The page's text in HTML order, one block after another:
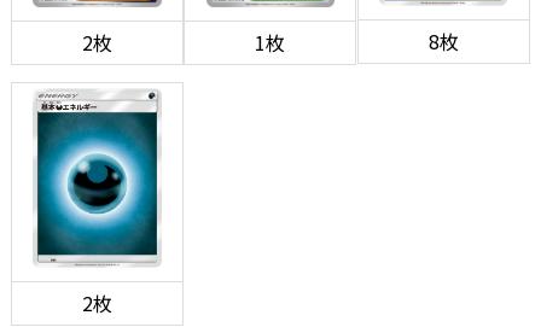
2枚 1枚 8枚
2枚